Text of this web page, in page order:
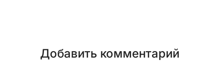
Добавить комментарий